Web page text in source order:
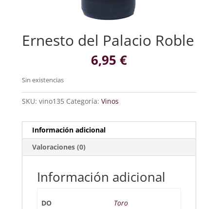
Ernesto del Palacio Roble
6,95 €
Sin existencias
SKU: vino135 Categoría: Vinos
Información adicional
Valoraciones (0)
Información adicional
DO Toro